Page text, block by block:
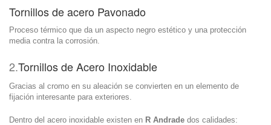
Tornillos de acero Pavonado
Proceso térmico que da un aspecto negro estético y una protección
media contra la corrosión.
2.Tornillos de Acero Inoxidable
Gracias al cromo en su aleación se convierten en un elemento de
fijación interesante para exteriores.
Dentro del acero inoxidable existen en R Andrade dos calidades: